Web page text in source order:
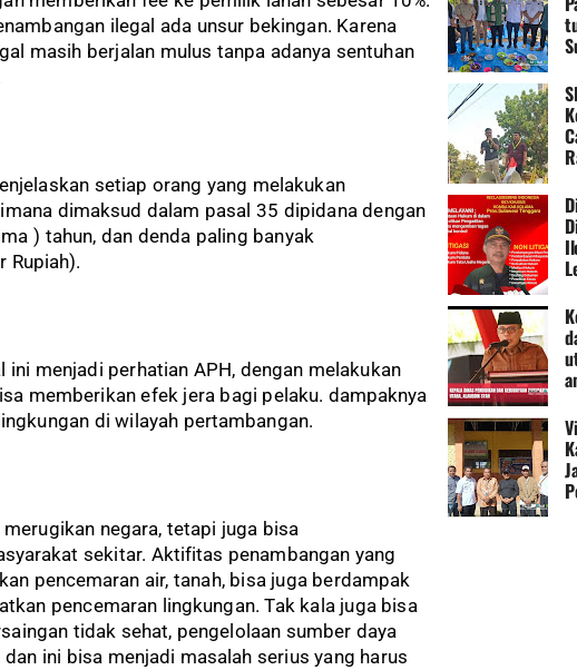
ilegal ada unsur bekingan. Karena
masih berjalan mulus tanpa adanya sentuhan
setiap orang yang melakukan
dimaksud dalam pasal 35 dipidana dengan
) tahun, dan denda paling banyak
Rupiah).
ini menjadi perhatian APH, dengan melakukan
memberikan efek jera bagi pelaku. dampaknya
di wilayah pertambangan.
negara, tetapi juga bisa
sekitar. Aktifitas penambangan yang
pencemaran air, tanah, bisa juga berdampak
pencemaran lingkungan. Tak kala juga bisa
tidak sehat, pengelolaan sumber daya
ini bisa menjadi masalah serius yang harus